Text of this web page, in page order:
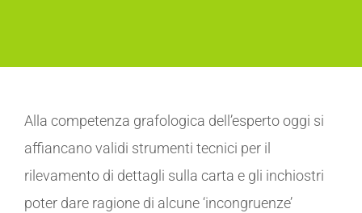
Alla competenza grafologica dell’esperto oggi si
affiancano validi strumenti tecnici per il
rilevamento di dettagli sulla carta e gli inchiostri
poter dare ragione di alcune ‘incongruenze’